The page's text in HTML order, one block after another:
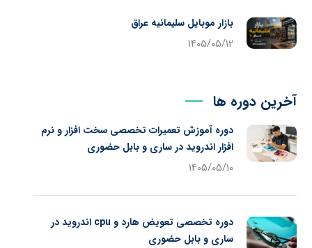
بازار موبایل سلیمانیه عراق
1405/05/12
آخرین دوره ها
دوره آموزش تعمیرات تخصصی سخت افزار و نرم
افزار اندروید در ساری و بابل حضوری
1405/05/10
دوره تخصصی تعویض هارد و cpu اندروید در
ساری و بابل حضوری